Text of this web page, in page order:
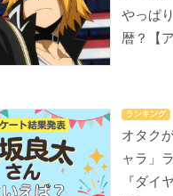
やっぱ
暦？【
ランキング
オタク
ャラ」
『ダイ